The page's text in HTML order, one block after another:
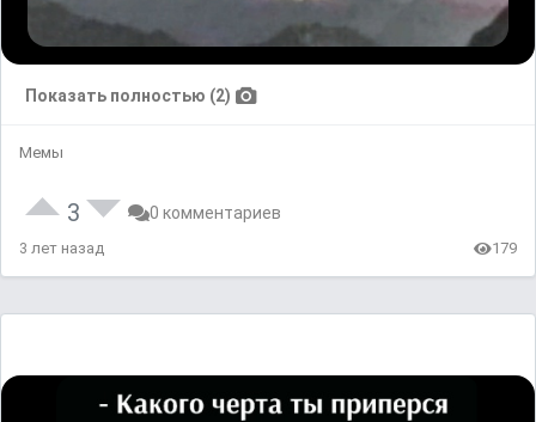
Показать полностью (2)
Мемы
3 0 комментариев
3 лет назад 179